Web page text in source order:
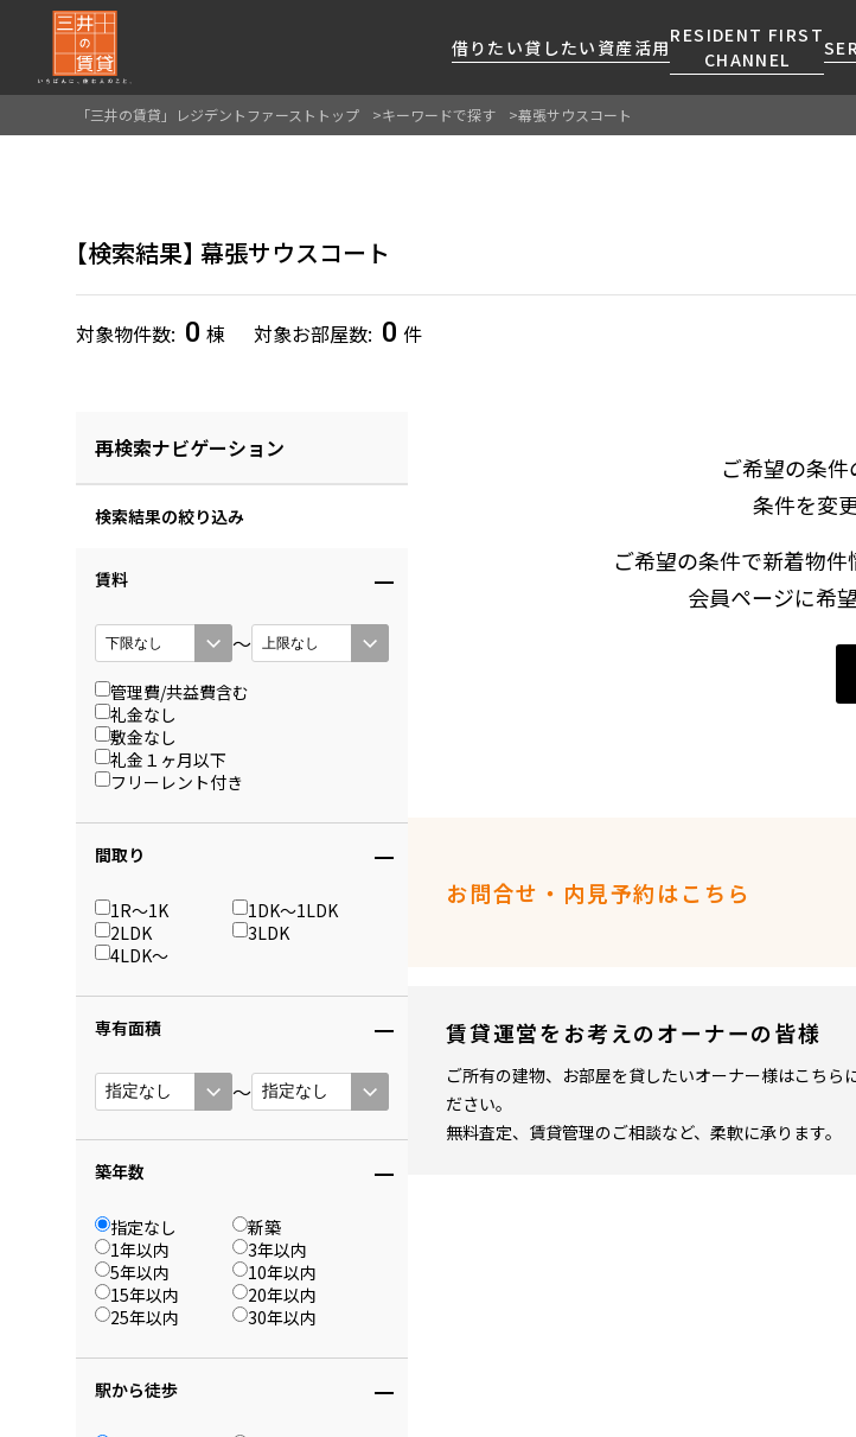
借りたい貸したい 資産活用
RESIDENT FIRST
CHANNEL
ご提供するサービスをご紹介します
くご提案します
新着情報から探す
新着募集情報
最適なプランをご提案します
ご相談も承ります
各種サービスをご紹介します
【仲介会社様向け】当社仲介
「三井の賃貸」レジデントファーストトップ キーワードで探す 幕張サウスコート
検索結果 幕張サウスコート
対象物件数 0 棟 対象お部屋数 0 件
再検索ナビゲーション
検索結果の絞り込み
賃料
〜
管理費/共益費含む
礼金なし
敷金なし
礼金１ヶ月以下
フリーレント付き
間取り
1R〜1K
1DK〜1LDK
2LDK
3LDK
4LDK〜
専有面積
〜
築年数
指定なし
新築
1年以内
3年以内
5年以内
10年以内
15年以内
20年以内
25年以内
30年以内
駅から徒歩
ご希望の条件
条件を変
ご希望の条件で新着物件
会員ページに希
お問合せ・内見予約はこちら
賃貸運営をお考えのオーナーの皆様
ご所有の建物、お部屋を貸したいオーナー様はこちら
ださい。
無料査定、賃貸管理のご相談など、柔軟に承ります。